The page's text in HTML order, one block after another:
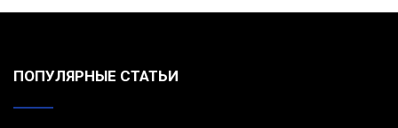
ПОПУЛЯРНЫЕ СТАТЬИ